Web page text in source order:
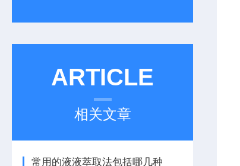
ARTICLE
相关文章
常用的液液萃取法包括哪几种